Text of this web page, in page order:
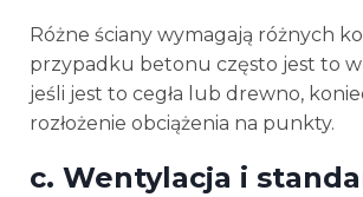
Różne ściany wymagają różnych
przypadku betonu często jest to
jeśli jest to cegła lub drewno,
rozłożenie obciążenia na punkty.
c. Wentylacja i